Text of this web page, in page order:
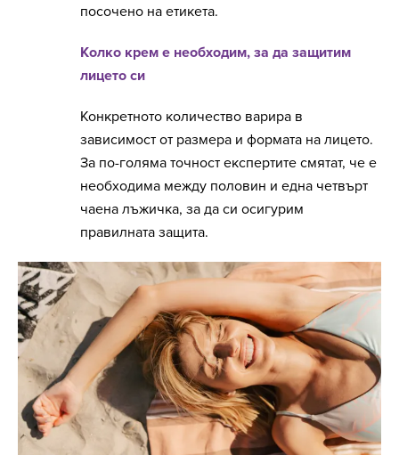
посочено на етикета.
Колко крем е необходим, за да защитим
лицето си
Конкретното количество варира в
зависимост от размера и формата на лицето.
За по-голяма точност експертите смятат, че е
необходима между половин и една четвърт
чаена лъжичка, за да си осигурим
правилната защита.